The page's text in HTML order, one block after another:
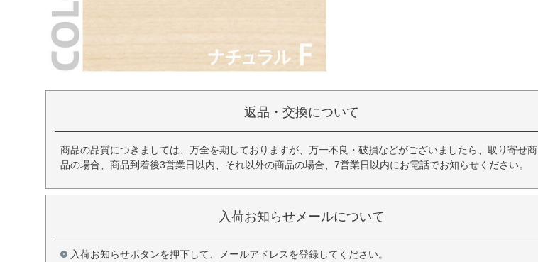
返品・交換について
商品の品質につきましては、万全を期しておりますが、万一不良・破損などがございましたら、取り寄せ商
品の場合、商品到着後3営業日以内、それ以外の商品の場合、7営業日以内にお電話でお知らせください。
入荷お知らせメールについて
入荷お知らせボタンを押下して、メールアドレスを登録してください。